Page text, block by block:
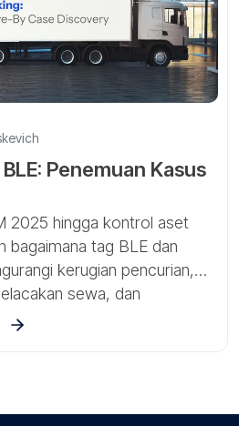
Penemuan Kasus
2025 hingga kontrol aset
bagaimana tag BLE dan
kerugian pencurian,
sewa, dan
drive-by dengan